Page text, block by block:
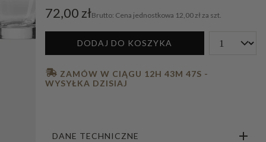
72,00 zł Cena jednostkowa 12,00 zł za szt.
DODAJ DO KOSZYKA
DANE TECHNICZNE
ZAMÓW W CIĄGU 12H 43M 46S -
WYSYŁKA DZISIAJ